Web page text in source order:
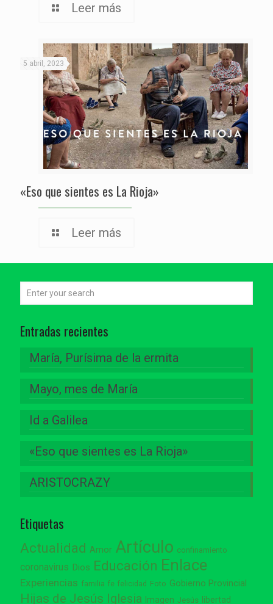
Leer más
5 abril, 2023
«Eso que sientes es La Rioja»
Leer más
Entradas recientes
María, Purísima de la ermita
Mayo, mes de María
Id a Galilea
«Eso que sientes es La Rioja»
ARISTOCRAZY
Etiquetas
Actualidad Amor Artículo confinamiento
coronavirus Dios Educación Enlace
Experiencias familia fe felicidad Foto Gobierno Provincial
Hijas de Jesús Iglesia Imagen Jesús libertad